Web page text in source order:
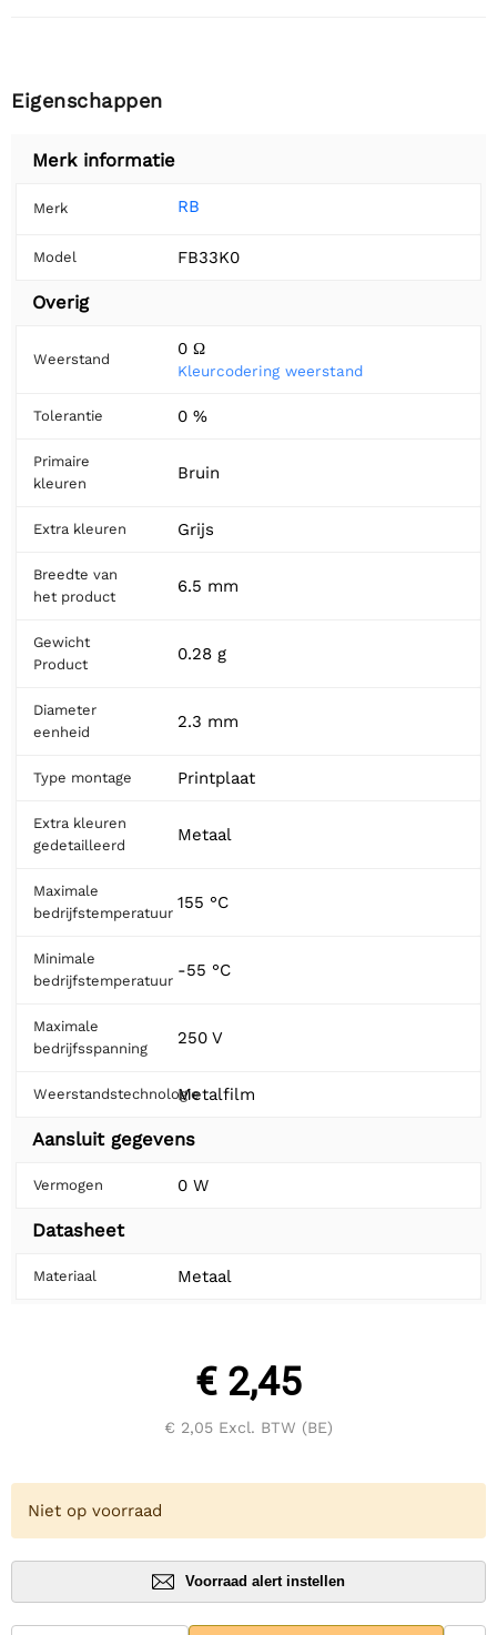
Eigenschappen
Merk informatie
Merk RB
Model FB33K0
Overig
Weerstand
0 Ω
Kleurcodering weerstand
Tolerantie 0 %
Primaire
kleuren
Bruin
Extra kleuren Grijs
Breedte van
het product
6.5 mm
Gewicht
Product
0.28 g
Diameter
eenheid
2.3 mm
Type montage Printplaat
Extra kleuren
gedetailleerd
Metaal
Maximale
bedrijfstemperatuur
155 °C
Minimale
bedrijfstemperatuur
-55 °C
Maximale
bedrijfsspanning
250 V
WeerstandstechnologieMetalfilm
Aansluit gegevens
Vermogen 0 W
Datasheet
Materiaal Metaal
€ 2,45
€ 2,05 Excl. BTW (BE)
Niet op voorraad
Voorraad alert instellen